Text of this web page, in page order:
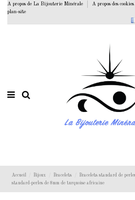
A propos de La Bijouterie Minérale
A propos des
plan-site
Accueil Bijoux Bracelets Bracelets standard de
standard-perles de 8mm de turquoise africaine